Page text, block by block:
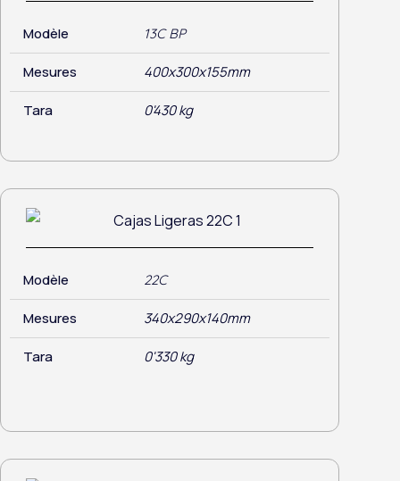
Modèle 13C BP
Mesures 400x300x155mm
Tara 0'430 kg
Modèle 22C
Mesures 340x290x140mm
Tara 0'330 kg